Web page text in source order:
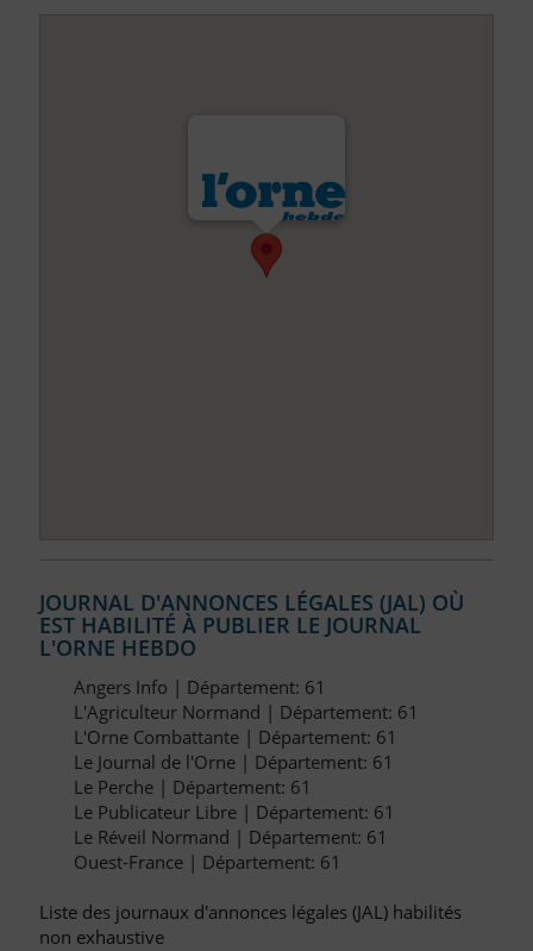
JOURNAL D'ANNONCES LÉGALES (JAL) OÙ
EST HABILITÉ À PUBLIER LE JOURNAL
L'ORNE HEBDO
Angers Info | Département: 61
L'Agriculteur Normand | Département: 61
L'Orne Combattante | Département: 61
Le Journal de l'Orne | Département: 61
Le Perche | Département: 61
Le Publicateur Libre | Département: 61
Le Réveil Normand | Département: 61
Ouest-France | Département: 61
Liste des journaux d'annonces légales (JAL) habilités
non exhaustive